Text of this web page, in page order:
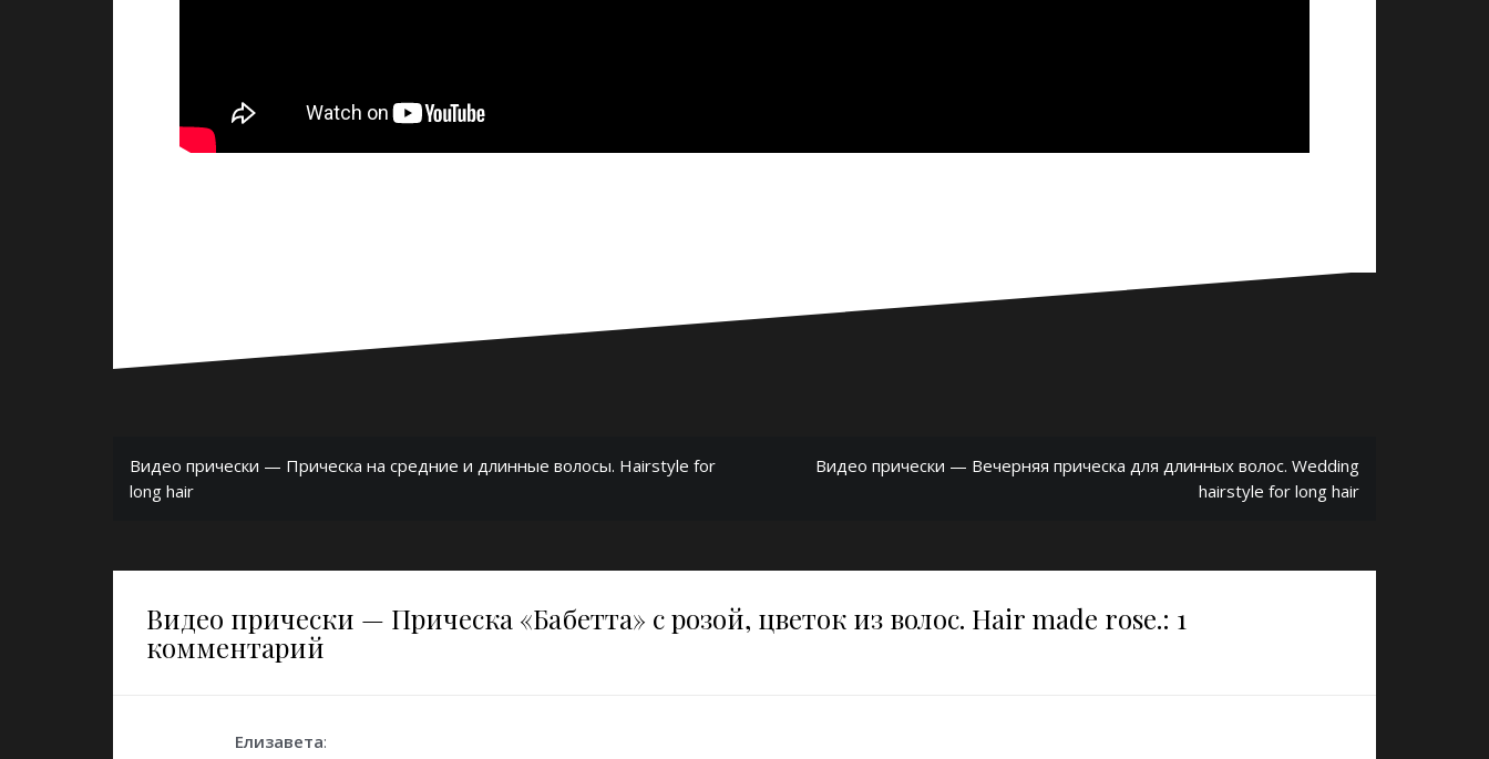
Навигация
по
Видео прически — Прическа на средние и длинные волосы. Hairstyle for
long hair
Видео прически — Вечерняя прическа для длинных волос. Wedding
hairstyle for long hair
Видео прически — Прическа «Бабетта» с розой, цветок из волос. Hair made rose.: 1
комментарий
Елизавета: